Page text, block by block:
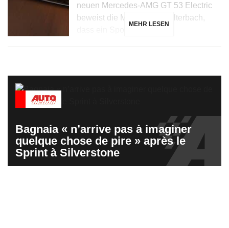
neuen Mercedes-AMG GT 53 Electric
beweist die Marke aus Affalterbach,
MEHR LESEN
Bagnaia « n’arrive pas à imaginer
quelque chose de pire » après le
Sprint à Silverstone